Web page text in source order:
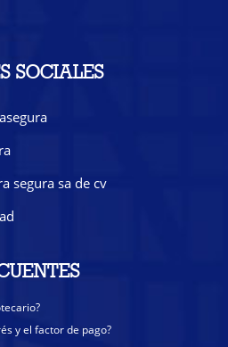
SOCIALES
segura sa de cv
y el factor de pago?